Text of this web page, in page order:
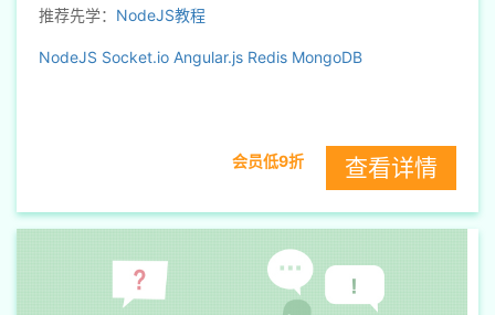
推荐先学： NodeJS教程
NodeJS Socket.io Angular.js Redis MongoDB
会员低9折 查看详情